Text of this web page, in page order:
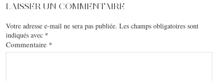
LAISSER UN COMMENTAIRE
Votre adresse e-mail ne sera pas publiée. Les champs obligatoires sont
indiqués avec *
Commentaire *